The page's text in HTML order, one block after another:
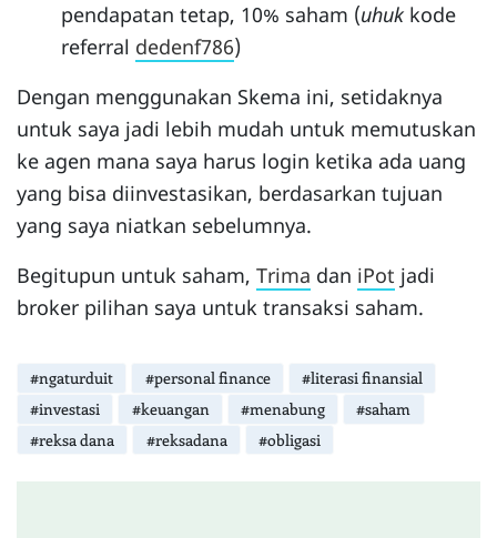
pendapatan tetap, 10% saham (uhuk kode
referral dedenf786)
Dengan menggunakan Skema ini, setidaknya
untuk saya jadi lebih mudah untuk memutuskan
ke agen mana saya harus login ketika ada uang
yang bisa diinvestasikan, berdasarkan tujuan
yang saya niatkan sebelumnya.
Begitupun untuk saham, Trima dan iPot jadi
broker pilihan saya untuk transaksi saham.
#ngaturduit #personal finance
#literasi finansial
#investasi
#keuangan #menabung
#saham
#reksa dana
#reksadana #obligasi